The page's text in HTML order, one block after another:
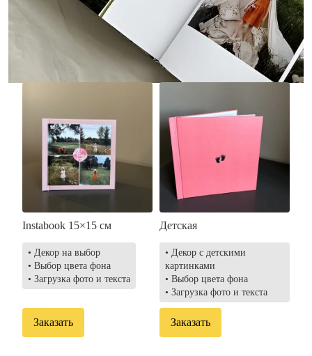
• Загрузка фото и текста
• Выбор цвета фона
• Загрузка фото и текста
Instabook 15×15 см
• Декор на выбор
• Выбор цвета фона
• Загрузка фото и текста
Заказать
Детская
• Декор с детскими
картинками
• Выбор цвета фона
• Загрузка фото и текста
Заказать